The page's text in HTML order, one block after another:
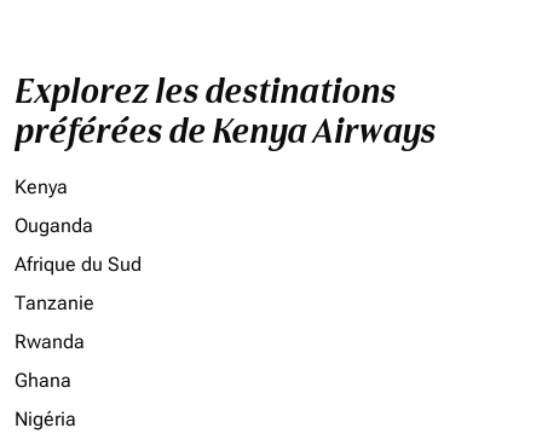
Explorez les destinations
préférées de Kenya Airways
Kenya
Ouganda
Afrique du Sud
Tanzanie
Rwanda
Ghana
Nigéria